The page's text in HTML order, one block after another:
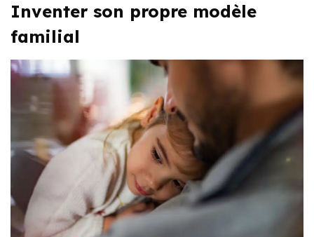
Inventer son propre modèle
familial